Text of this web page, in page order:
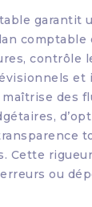
garantit
comptable
contrôle
et
maîtrise des
Cette
ou